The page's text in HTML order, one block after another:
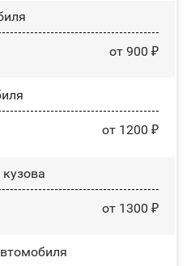
от 900 ₽
от 1200 ₽
от 1300 ₽